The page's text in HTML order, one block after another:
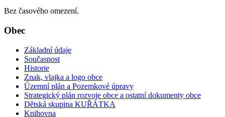
Bez časového omezení.
Obec
Základní údaje
Současnost
Historie
Znak, vlajka a logo obce
Územní plán a Pozemkové úpravy
Strategický plán rozvoje obce a ostatní dokumenty obce
Dětská skupina KUŘÁTKA
Knihovna